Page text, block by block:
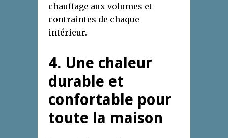
chauffage aux volumes et
contraintes de chaque
intérieur.
4. Une chaleur
durable et
confortable pour
toute la maison